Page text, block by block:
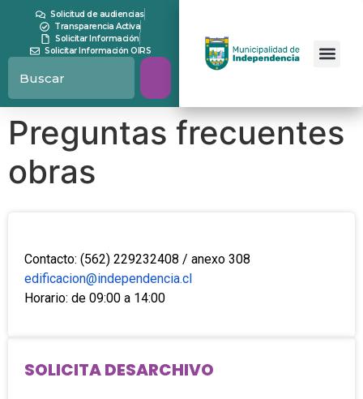
contenidoSolicitud de audiencias
Transparencia Activa
Solicitar Información
Solicitar Información OIRS
Preguntas frecuentes
obras
Contacto: (562) 229232408 / anexo 308
edificacion@independencia.cl
Horario: de 09:00 a 14:00
SOLICITA DESARCHIVO